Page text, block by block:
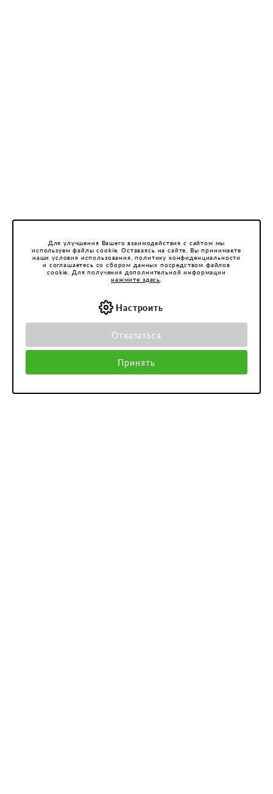
Для улучшения Вашего взаимодействия с сайтом мы
используем файлы cookie. Оставаясь на сайте, Вы принимаете
наши условия использования, политику конфиденциальности
и соглашаетесь со сбором данных посредством файлов
cookie. Для получения дополнительной информации
нажмите здесь
Настроить
Отказаться
Принять